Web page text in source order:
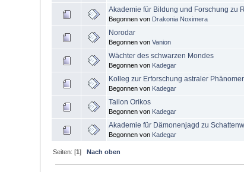
Akademie für Bildung und Forschung zu
Begonnen von Drakonia Noximera
Norodar
Begonnen vonVanion
Wächter des schwarzen Mondes
Begonnen von Kadegar
Kolleg zur Erforschung astraler
Begonnen von Kadegar
Tailon Orikos
Begonnen von Kadegar
Akademie für Dämonenjagd zu
Begonnen von Kadegar
Seiten: [1]Nach oben